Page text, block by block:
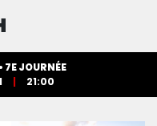
7E JOURNÉE
21:00